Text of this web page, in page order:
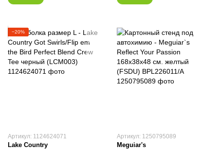
−20%
Артикул: 1124624071
Lake Country
Артикул: 1250795089
Meguiar's